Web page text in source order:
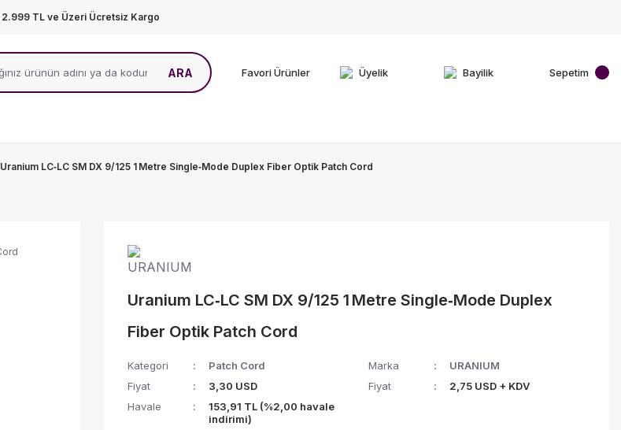
2.999 TL ve Üzeri Ücretsiz Kargo
ARA Favori Ürünler Üyelik Bayilik Sepetim
Uranium LC‑LC SM DX 9/125 1 Metre Single‑Mode Duplex Fiber Optik Patch Cord
Uranium LC‑LC SM DX 9/125 1 Metre Single‑Mode Duplex
Fiber Optik Patch Cord
Kategori Patch Cord Marka
URANIUM
Fiyat
3,30 USD Fiyat
2,75 USD + KDV
Havale
153,91 TL (%2,00 havale
indirimi)